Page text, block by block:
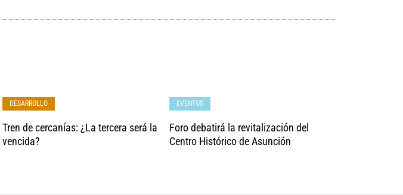
Tren de cercanías: ¿La tercera será la
vencida?
DESARROLLO
Foro debatirá la revitalización del
Centro Histórico de Asunción
EVENTOS